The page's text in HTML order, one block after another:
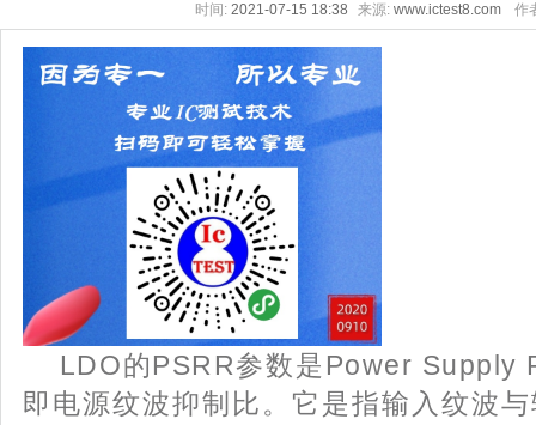
时间: 2021-07-15 18:38 来源: www.ictest8.com 作
LDO的PSRR参数是Power Supply
即电源纹波抑制比。它是指输入纹波